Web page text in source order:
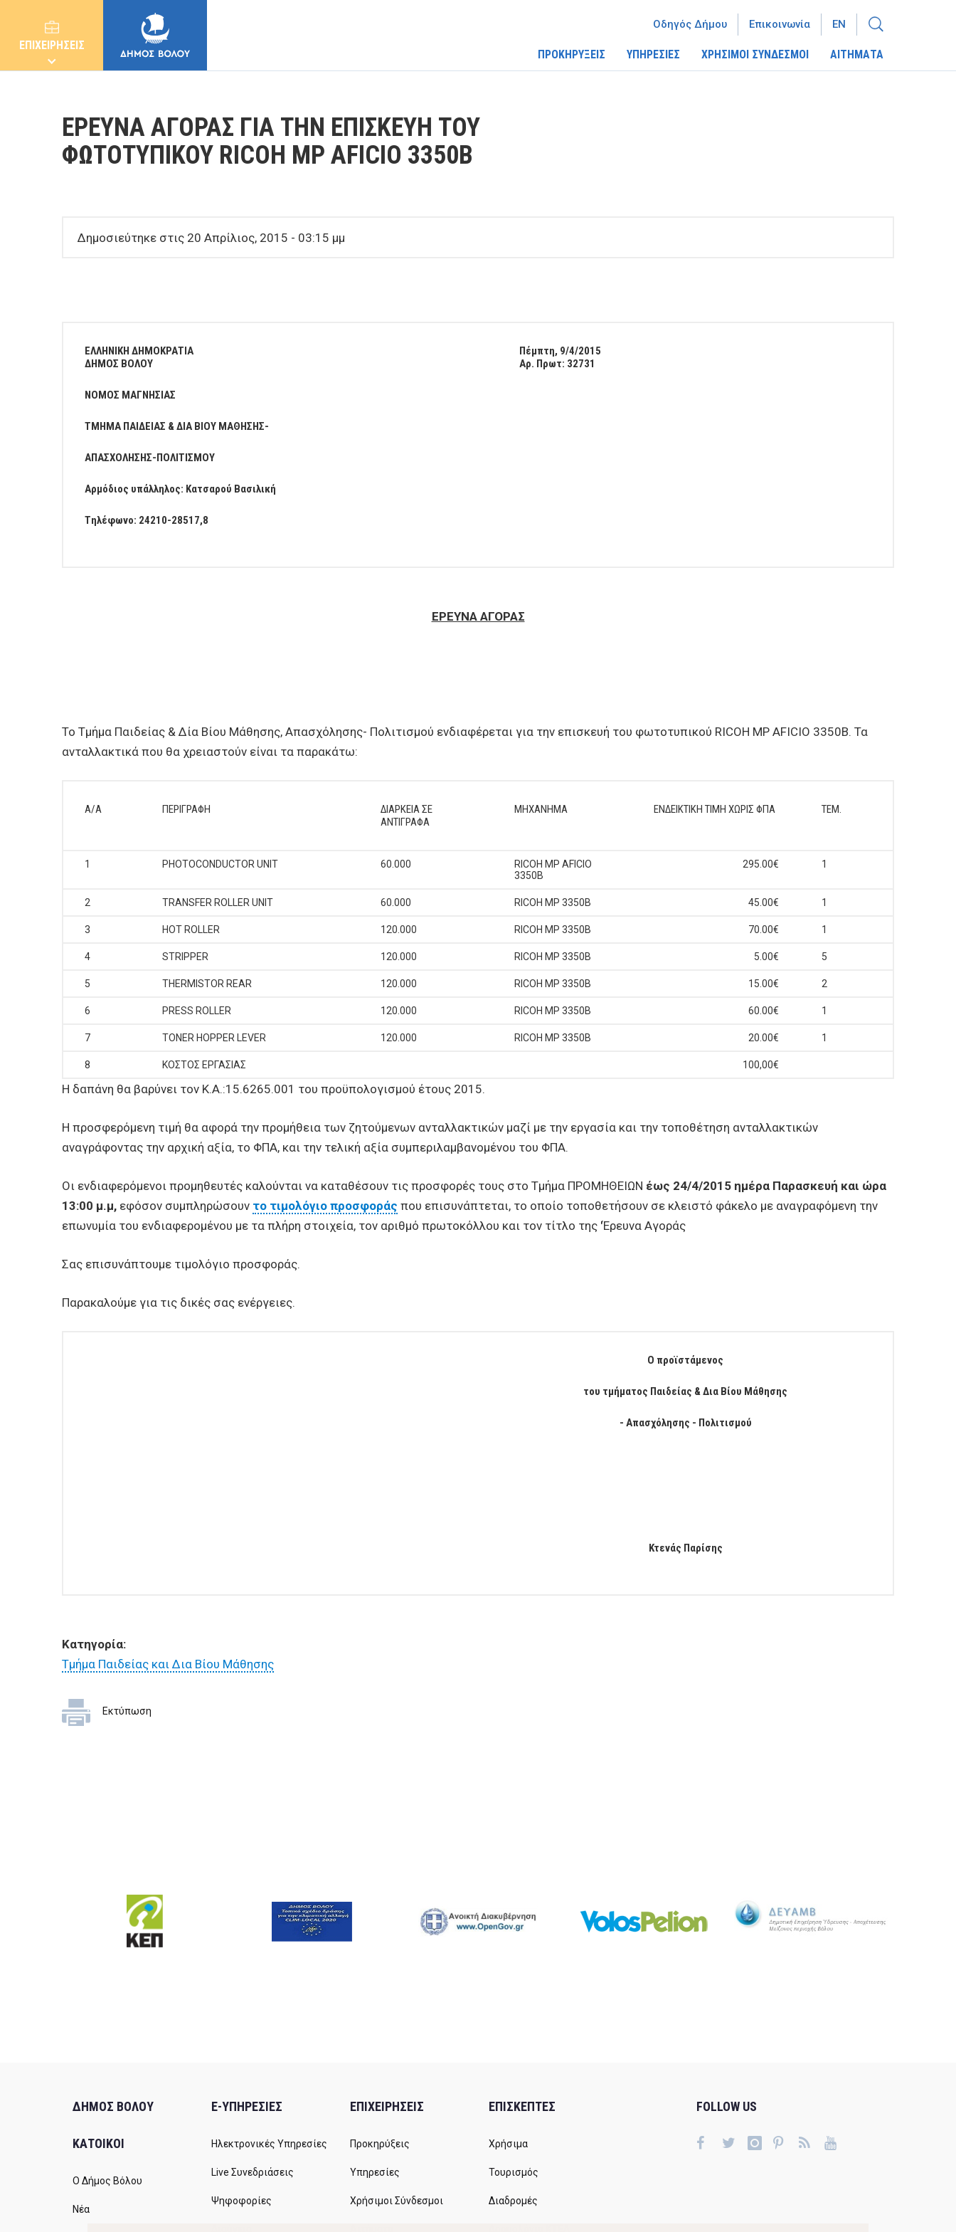
ΕΠΙΧΕΙΡΗΣΕΙΣ
ΠΡΟΚΗΡΥΞΕΙΣ ΥΠΗΡΕΣΙΕΣ ΧΡΗΣΙΜΟΙ ΣΥΝΔΕΣΜΟΙ ΑΙΤΗΜΑΤΑ
Οδηγός Δήμου Επικοινωνία EN
ΕΡΕΥΝΑ ΑΓΟΡΑΣ ΓΙΑ ΤΗΝ ΕΠΙΣΚΕΥΗ ΤΟΥ
ΦΩΤΟΤΥΠΙΚΟΥ RICOH MP AFICIO 3350B
Δημοσιεύτηκε στις 20 Απρίλιος, 2015 - 03:15 μμ
ΕΛΛΗΝΙΚΗ ΔΗΜΟΚΡΑΤΙΑ
ΔΗΜΟΣ ΒΟΛΟΥ
ΝΟΜΟΣ ΜΑΓΝΗΣΙΑΣ
ΤΜΗΜΑ ΠΑΙΔΕΙΑΣ & ΔΙΑ ΒΙΟΥ ΜΑΘΗΣΗΣ-
ΑΠΑΣΧΟΛΗΣΗΣ-ΠΟΛΙΤΙΣΜΟΥ
Αρμόδιος υπάλληλος: Κατσαρού Βασιλική
Tηλέφωνο: 24210-28517,8
Πέμπτη, 9/4/2015
Αρ. Πρωτ: 32731
ΕΡΕΥΝΑ ΑΓΟΡΑΣ
Το Τμήμα Παιδείας & Δία Βίου Μάθησης, Απασχόλησης- Πολιτισμού ενδιαφέρεται για την επισκευή του φωτοτυπικού RICOH MP AFICIO 3350B. Τα
ανταλλακτικά που θα χρειαστούν είναι τα παρακάτω:
Α/Α ΠΕΡΙΓΡΑΦΗ
ΔΙΑΡΚΕΙΑ ΣΕ
ΑΝΤΙΓΡΑΦΑ
ΜΗΧΑΝΗΜΑ ΕΝΔΕΙΚΤΙΚΗ ΤΙΜΗ ΧΩΡΙΣ ΦΠΑ ΤΕΜ.
1 PHOTOCONDUCTOR UNIT 60.000
RICOH MP AFICIO
3350B
295.00€ 1
2 TRANSFER ROLLER UNIT 60.000 RICOH MP 3350B 45.00€ 1
3 HOT ROLLER 120.000 RICOH MP 3350B 70.00€ 1
4 STRIPPER 120.000 RICOH MP 3350B 5.00€ 5
5 THERMISTOR REAR 120.000 RICOH MP 3350B 15.00€ 2
6 PRESS ROLLER 120.000 RICOH MP 3350B 60.00€ 1
7 TONER HOPPER LEVER 120.000 RICOH MP 3350B 20.00€ 1
8 ΚΟΣΤΟΣ ΕΡΓΑΣΙΑΣ 100,00€
Η δαπάνη θα βαρύνει τον Κ.Α.:15.6265.001 του προϋπολογισμού έτους 2015.
Η προσφερόμενη τιμή θα αφορά την προμήθεια των ζητούμενων ανταλλακτικών μαζί με την εργασία και την τοποθέτηση ανταλλακτικών
αναγράφοντας την αρχική αξία, το ΦΠΑ, και την τελική αξία συμπεριλαμβανομένου του ΦΠΑ.
Οι ενδιαφερόμενοι προμηθευτές καλούνται να καταθέσουν τις προσφορές τους στο Τμήμα ΠΡΟΜΗΘΕΙΩΝ έως 24/4/2015 ημέρα Παρασκευή και ώρα
13:00 μ.μ, εφόσον συμπληρώσουν το τιμολόγιο προσφοράς που επισυνάπτεται, το οποίο τοποθετήσουν σε κλειστό φάκελο με αναγραφόμενη την
επωνυμία του ενδιαφερομένου με τα πλήρη στοιχεία, τον αριθμό πρωτοκόλλου και τον τίτλο της 'Έρευνα Αγοράς
Σας επισυνάπτουμε τιμολόγιο προσφοράς.
Παρακαλούμε για τις δικές σας ενέργειες.
Ο προϊστάμενος
του τμήματος Παιδείας & Δια Βίου Μάθησης
- Απασχόλησης - Πολιτισμού
Κτενάς Παρίσης
Κατηγορία:
Τμήμα Παιδείας και Δια Βίου Μάθησης
Εκτύπωση
ΔΗΜΟΣ ΒΟΛΟΥ
ΚΑΤΟΙΚΟΙ
Ο Δήμος Βόλου
Νέα
E-ΥΠΗΡΕΣΙΕΣ
Ηλεκτρονικές Υπηρεσίες
Live Συνεδριάσεις
Ψηφοφορίες
ΕΠΙΧΕΙΡΗΣΕΙΣ
Προκηρύξεις
Υπηρεσίες
Χρήσιμοι Σύνδεσμοι
ΕΠΙΣΚΕΠΤΕΣ
Χρήσιμα
Τουρισμός
Διαδρομές
FOLLOW US